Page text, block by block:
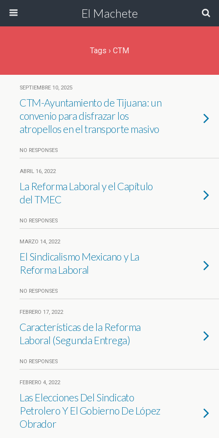
El Machete
Tags › CTM
SEPTIEMBRE 10, 2025
CTM-Ayuntamiento de Tijuana: un
convenio para disfrazar los
atropellos en el transporte masivo
NO RESPONSES
ABRIL 16, 2022
La Reforma Laboral y el Capítulo
del TMEC
NO RESPONSES
MARZO 14, 2022
El Sindicalismo Mexicano y La
Reforma Laboral
NO RESPONSES
FEBRERO 17, 2022
Características de la Reforma
Laboral (Segunda Entrega)
NO RESPONSES
FEBRERO 4, 2022
Las Elecciones Del Sindicato
Petrolero Y El Gobierno De López
Obrador